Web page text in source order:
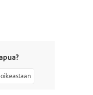
oikeastaan